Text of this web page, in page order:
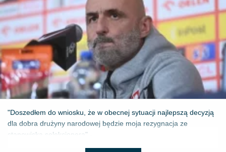
"Doszedłem do wniosku, że w obecnej sytuacji najlepszą decyzją
dla dobra drużyny narodowej będzie moja rezygnacja ze
stanowiska selekcjonera" - ...